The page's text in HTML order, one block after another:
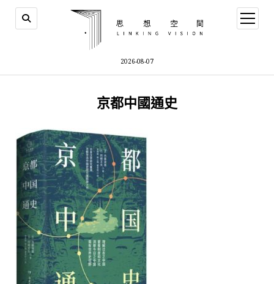
2026-08-07
open
menu
京都中國通史